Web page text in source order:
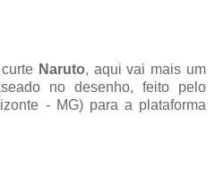
Naruto, aqui vai mais um
no desenho, feito pelo
- MG) para a plataforma